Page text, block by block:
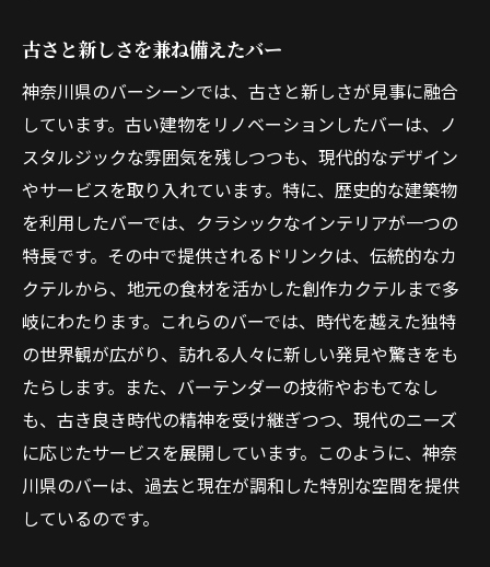
古さと新しさを兼ね備えたバー
神奈川県のバーシーンでは、古さと新しさが見事に融合
しています。古い建物をリノベーションしたバーは、ノ
スタルジックな雰囲気を残しつつも、現代的なデザイン
やサービスを取り入れています。特に、歴史的な建築物
を利用したバーでは、クラシックなインテリアが一つの
特長です。その中で提供されるドリンクは、伝統的なカ
クテルから、地元の食材を活かした創作カクテルまで多
岐にわたります。これらのバーでは、時代を越えた独特
の世界観が広がり、訪れる人々に新しい発見や驚きをも
たらします。また、バーテンダーの技術やおもてなし
も、古き良き時代の精神を受け継ぎつつ、現代のニーズ
に応じたサービスを展開しています。このように、神奈
川県のバーは、過去と現在が調和した特別な空間を提供
しているのです。